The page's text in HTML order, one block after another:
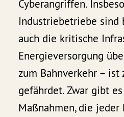
Cyberangriffen.
Industriebetriebe sind
auch die kritische
Energieversorgung
zum Bahnverkehr – ist
gefährdet. Zwar gibt
Maßnahmen, die